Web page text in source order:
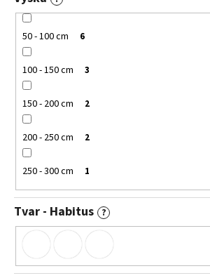
50 - 100 cm 6
100 - 150 cm 3
150 - 200 cm 2
200 - 250 cm 2
250 - 300 cm 1
Tvar - Habitus ?